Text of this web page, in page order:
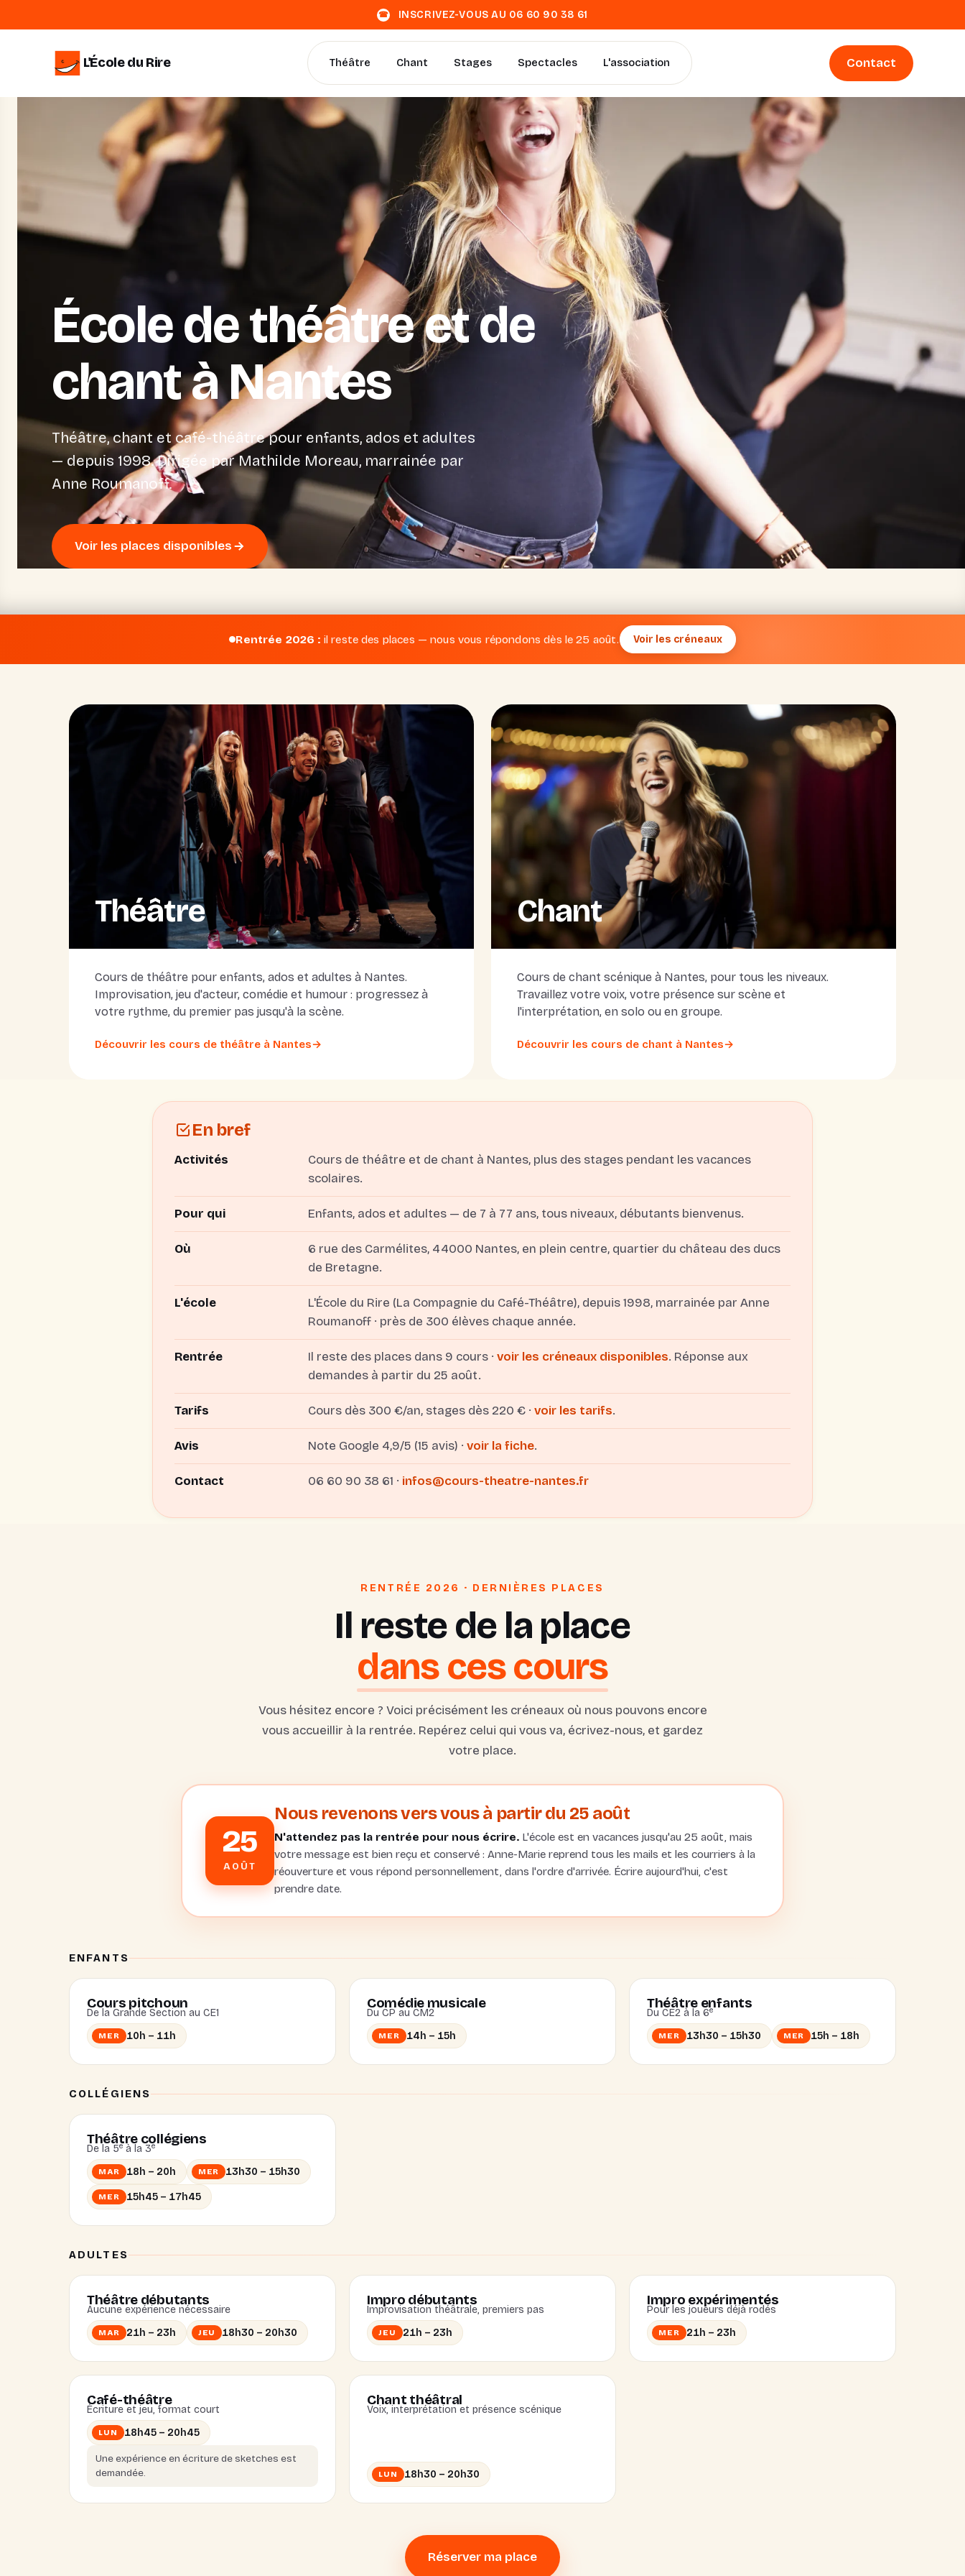
☎ INSCRIVEZ-VOUS AU 06 60 90 38 61
L'École du Rire Théâtre Chant Stages Spectacles L'association Contact
École de théâtre et de
chant à Nantes
Théâtre, chant et café-théâtre pour enfants, ados et adultes
— depuis 1998. Dirigée par Mathilde Moreau, marrainée par
Anne Roumanoff.
Voir les places disponibles
Rentrée 2026 : il reste des places — nous vous répondons dès le 25 août. Voir les créneaux
Théâtre
Cours de théâtre pour enfants, ados et adultes à Nantes.
Improvisation, jeu d'acteur, comédie et humour : progressez à
votre rythme, du premier pas jusqu'à la scène.
Découvrir les cours de théâtre à Nantes
Chant
Cours de chant scénique à Nantes, pour tous les niveaux.
Travaillez votre voix, votre présence sur scène et
l'interprétation, en solo ou en groupe.
Découvrir les cours de chant à Nantes
En bref
Activités
Cours de théâtre et de chant à Nantes, plus des stages pendant les vacances
scolaires.
Pour qui Enfants, ados et adultes — de 7 à 77 ans, tous niveaux, débutants bienvenus.
Où
6 rue des Carmélites, 44000 Nantes, en plein centre, quartier du château des ducs
de Bretagne.
L'école
L'École du Rire (La Compagnie du Café-Théâtre), depuis 1998, marrainée par Anne
Roumanoff · près de 300 élèves chaque année.
Rentrée Il reste des places dans 9 cours · voir les créneaux disponibles. Réponse aux
demandes à partir du 25 août.
Tarifs Cours dès 300 €/an, stages dès 220 € · voir les tarifs.
Avis Note Google 4,9/5 (15 avis) · voir la fiche.
Contact 06 60 90 38 61 · infos@cours-theatre-nantes.fr
RENTRÉE 2026 · DERNIÈRES PLACES
Il reste de la place
dans ces cours
Vous hésitez encore ? Voici précisément les créneaux où nous pouvons encore
vous accueillir à la rentrée. Repérez celui qui vous va, écrivez-nous, et gardez
votre place.
25
AOÛT
Nous revenons vers vous à partir du 25 août
N'attendez pas la rentrée pour nous écrire. L'école est en vacances jusqu'au 25 août, mais
votre message est bien reçu et conservé : Anne-Marie reprend tous les mails et les courriers à la
réouverture et vous répond personnellement, dans l'ordre d'arrivée. Écrire aujourd'hui, c'est
prendre date.
ENFANTS
Cours pitchoun
De la Grande Section au CE1
MER 10h – 11h
Comédie musicale
Du CP au CM2
MER 14h – 15h
Théâtre enfants
Du CE2 à la 6e
MER 13h30 – 15h30 MER 15h – 18h
COLLÉGIENS
Théâtre collégiens
De la 5e à la 3e
MAR 18h – 20h MER 13h30 – 15h30
MER 15h45 – 17h45
ADULTES
Théâtre débutants
Aucune expérience nécessaire
MAR 21h – 23h JEU 18h30 – 20h30
Impro débutants
Improvisation théâtrale, premiers pas
JEU 21h – 23h
Impro expérimentés
Pour les joueurs déjà rodés
MER 21h – 23h
Café-théâtre
Écriture et jeu, format court
LUN 18h45 – 20h45
Une expérience en écriture de sketches est
demandée.
Chant théâtral
Voix, interprétation et présence scénique
LUN 18h30 – 20h30
Réserver ma place